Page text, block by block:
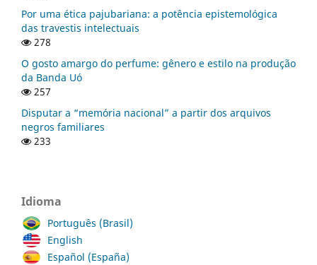
Por uma ética pajubariana: a potência epistemológica
das travestis intelectuais
278
O gosto amargo do perfume: gênero e estilo na produção
da Banda Uó
257
Disputar a “memória nacional” a partir dos arquivos
negros familiares
233
Idioma
Português (Brasil)
English
Español (España)